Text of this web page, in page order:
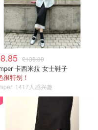
£135.00
卡西米拉 女士鞋子
很特别！
1417人感兴趣